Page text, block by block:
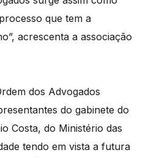
que tem a
acrescenta a associação
dos Advogados
do gabinete do
Costa, do Ministério das
tendo em vista a futura